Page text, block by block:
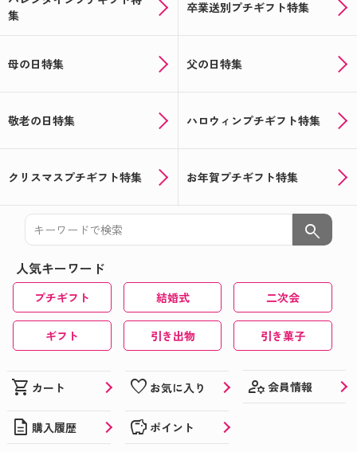
集
卒業送別プチギフト特集
母の日特集 父の日特集
敬老の日特集 ハロウィンプチギフト特集
クリスマスプチギフト特集 お年賀プチギフト特集
search
人気キーワード
プチギフト 結婚式 二次会
ギフト 引き出物 引き菓子
shopping_cart カート favorite お気に入り manage_accounts 会員情報
description 購入履歴 savings ポイント